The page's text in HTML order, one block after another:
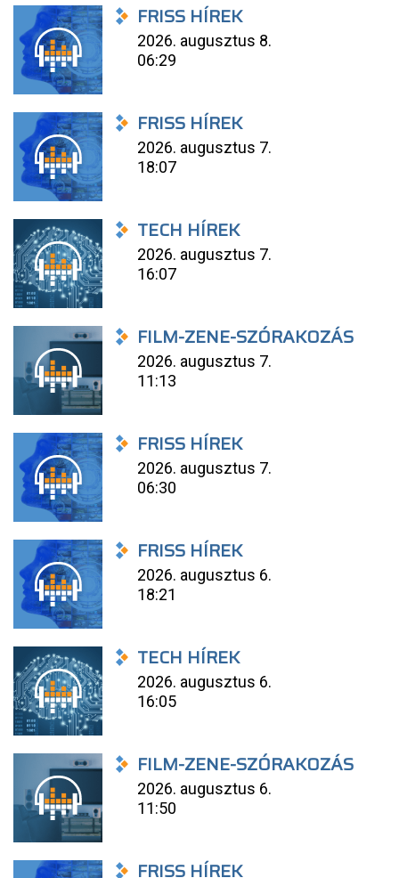
FRISS HÍREK
2026. augusztus 8.
06:29
FRISS HÍREK
2026. augusztus 7.
18:07
TECH HÍREK
2026. augusztus 7.
16:07
FILM-ZENE-SZÓRAKOZÁS
2026. augusztus 7.
11:13
FRISS HÍREK
2026. augusztus 7.
06:30
FRISS HÍREK
2026. augusztus 6.
18:21
TECH HÍREK
2026. augusztus 6.
16:05
FILM-ZENE-SZÓRAKOZÁS
2026. augusztus 6.
11:50
FRISS HÍREK